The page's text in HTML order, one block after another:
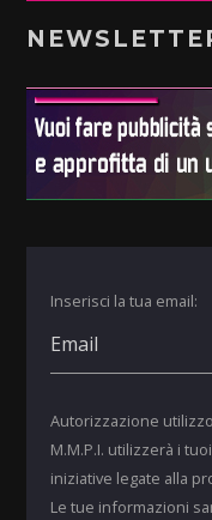
Inserisci la tua email:
Autorizzazione
M.M.P.I. utilizzerà i
iniziative legate alla
Le tue informazioni